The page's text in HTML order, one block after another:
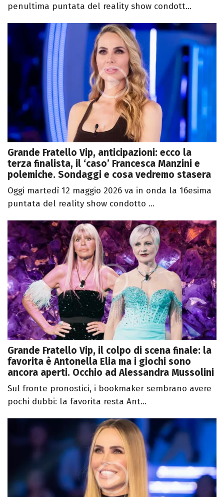
penultima puntata del reality show condott...
Grande Fratello Vip, anticipazioni: ecco la
terza finalista, il ‘caso’ Francesca Manzini e
polemiche. Sondaggi e cosa vedremo stasera
Oggi martedì 12 maggio 2026 va in onda la 16esima
puntata del reality show condotto ...
Grande Fratello Vip, il colpo di scena finale: la
favorita è Antonella Elia ma i giochi sono
ancora aperti. Occhio ad Alessandra Mussolini
Sul fronte pronostici, i bookmaker sembrano avere
pochi dubbi: la favorita resta Ant...